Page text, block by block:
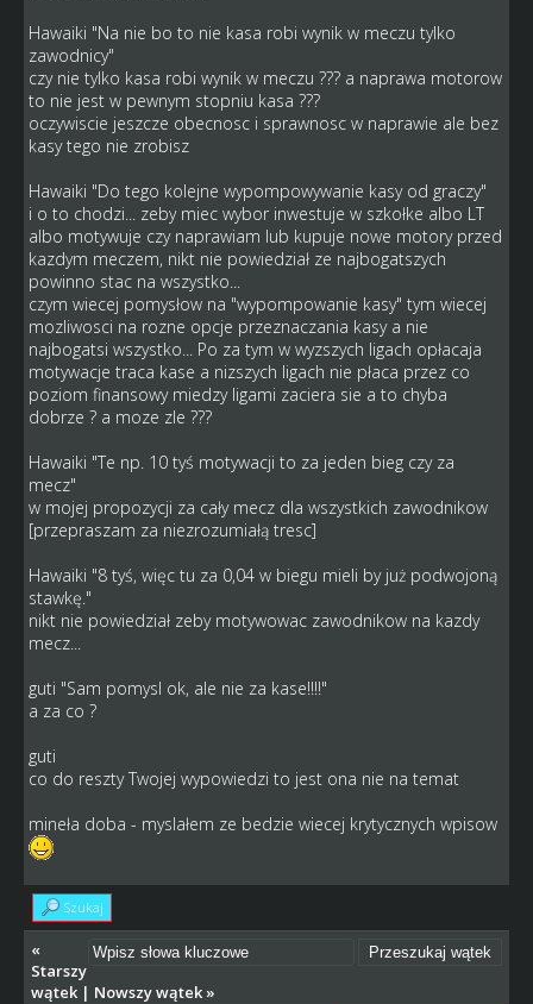
Hawaiki "Na nie bo to nie kasa robi wynik w meczu tylko
zawodnicy"
czy nie tylko kasa robi wynik w meczu ??? a naprawa motorow
to nie jest w pewnym stopniu kasa ???
oczywiscie jeszcze obecnosc i sprawnosc w naprawie ale bez
kasy tego nie zrobisz
Hawaiki "Do tego kolejne wypompowywanie kasy od graczy"
i o to chodzi... zeby miec wybor inwestuje w szkołke albo LT
albo motywuje czy naprawiam lub kupuje nowe motory przed
kazdym meczem, nikt nie powiedział ze najbogatszych
powinno stac na wszystko...
czym wiecej pomysłow na "wypompowanie kasy" tym wiecej
mozliwosci na rozne opcje przeznaczania kasy a nie
najbogatsi wszystko... Po za tym w wyzszych ligach opłacaja
motywacje traca kase a nizszych ligach nie płaca przez co
poziom finansowy miedzy ligami zaciera sie a to chyba
dobrze ? a moze zle ???
Hawaiki "Te np. 10 tyś motywacji to za jeden bieg czy za
mecz"
w mojej propozycji za cały mecz dla wszystkich zawodnikow
[przepraszam za niezrozumiałą tresc]
Hawaiki "8 tyś, więc tu za 0,04 w biegu mieli by już podwojoną
stawkę."
nikt nie powiedział zeby motywowac zawodnikow na kazdy
mecz...
guti "Sam pomysl ok, ale nie za kase!!!!"
a za co ?
guti
co do reszty Twojej wypowiedzi to jest ona nie na temat
mineła doba - myslałem ze bedzie wiecej krytycznych wpisow
Szukaj
«
Starszy
wątek| Nowszy wątek»